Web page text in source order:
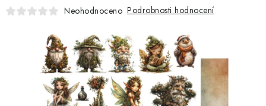
OBLÍBENÉ ♥️
FOTORECENZE
MOJE OBJEDNÁVKA
Neohodnoceno Podrobnosti hodnocení